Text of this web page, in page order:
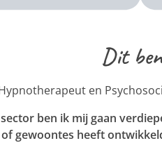
Dit
en
ben ik mij gaan
gewoontes heeft